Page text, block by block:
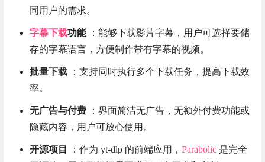
同用户的需求。
字幕下载功能：能够下载影片字幕，用户可选择要储
存的字幕语言，方便制作带有字幕的视频。
批量下载 ：支持同时执行多个下载任务，提高下载效
率。
无广告与付费 ：界面简洁无广告，无额外付费功能或
隐藏内容，用户可放心使用。
开源项目 ：作为 yt-dlp 的前端应用， Parabolic 是完全